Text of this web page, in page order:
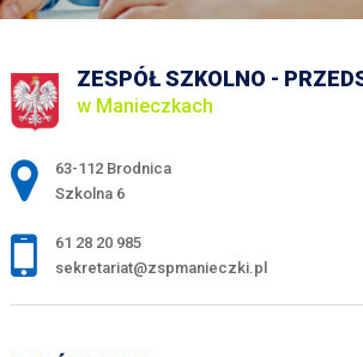
ZESPÓŁ SZKOLNO -
w Manieczkach
Adres pocztowy:
63-112 Brodnica
Szkolna 6
61 28 20 985
sekretariat@zspmanieczki.pl